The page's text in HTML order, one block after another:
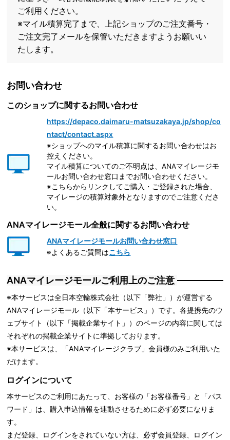
ご利用ください。
※マイル積算完了まで、上記ショップのご注文番号・
ご注文完了メールを保管いただきますようお願いい
たします。
お問い合わせ
このショップに関するお問い合わせ
https://depaco.daimaru-matsuzakaya.jp/shop/co
ntact/contact.aspx
※ショップへのマイル積算に関するお問い合わせはお
控えください。
マイル積算についてのご不明点は、ANAマイレージモ
ールお問い合わせ窓口までお問い合わせください。
※こちらからリンクしてご購入・ご登録された場合、
マイレージの積算対象外となりますのでご注意くださ
い。
ANAマイレージモール全般に関するお問い合わせ
ANAマイレージモールお問い合わせ窓口
※よくあるご質問はこちら
ANAマイレージモールご利用上のご注意
※本サービスは全日本空輸株式会社（以下「弊社」）が運営する
ANAマイレージモール（以下「本サービス」）です。各提携先のウ
ェブサイト（以下「掲載企業サイト」）のページの内容に関しては
それぞれの掲載企業サイトに準拠しております。
※本サービスは、「ANAマイレージクラブ」会員様のみご利用いた
だけます。
ログインについて
本サービスのご利用にあたって、お客様の「お客様番号」と「パス
ワード」は、購入申込情報を連動させるために必ず必要になりま
す。
まだ登録、ログインをされていない方は、必ず会員登録、ログイン